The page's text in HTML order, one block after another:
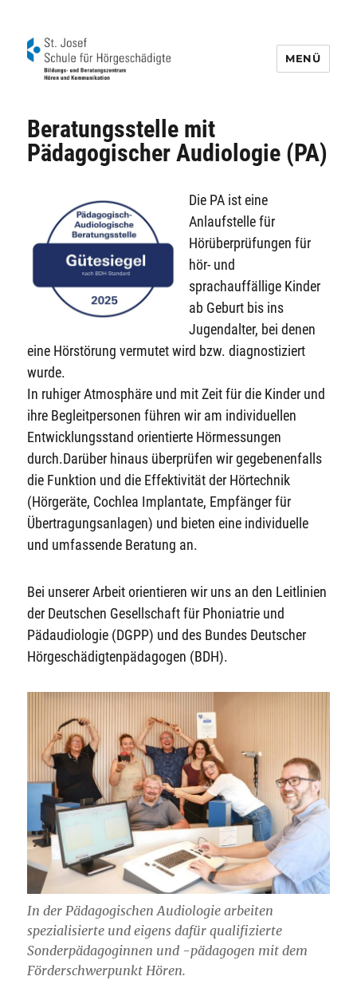
MENÜ
Beratungsstelle mit
Pädagogischer Audiologie (PA)
Die PA ist eine
Anlaufstelle für
Hörüberprüfungen für
hör- und
sprachauffällige Kinder
ab Geburt bis ins
Jugendalter, bei denen
eine Hörstörung vermutet wird bzw. diagnostiziert
wurde.
In ruhiger Atmosphäre und mit Zeit für die Kinder und
ihre Begleitpersonen führen wir am individuellen
Entwicklungsstand orientierte Hörmessungen
durch.Darüber hinaus überprüfen wir gegebenenfalls
die Funktion und die Effektivität der Hörtechnik
(Hörgeräte, Cochlea Implantate, Empfänger für
Übertragungsanlagen) und bieten eine individuelle
und umfassende Beratung an.
Bei unserer Arbeit orientieren wir uns an den Leitlinien
der Deutschen Gesellschaft für Phoniatrie und
Pädaudiologie (DGPP) und des Bundes Deutscher
Hörgeschädigtenpädagogen (BDH).
In der Pädagogischen Audiologie arbeiten
spezialisierte und eigens dafür qualifizierte
Sonderpädagoginnen und -pädagogen mit dem
Förderschwerpunkt Hören.